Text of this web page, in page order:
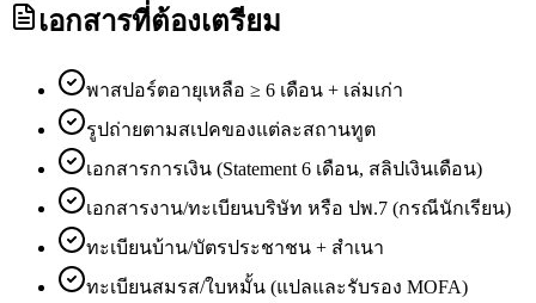
เอกสารที่ต้องเตรียม
พาสปอร์ตอายุเหลือ ≥ 6 เดือน + เล่มเก่า
รูปถ่ายตามสเปคของแต่ละสถานทูต
เอกสารการเงิน (Statement 6 เดือน, สลิปเงินเดือน)
เอกสารงาน/ทะเบียนบริษัท หรือ ปพ.7 (กรณีนักเรียน)
ทะเบียนบ้าน/บัตรประชาชน + สำเนา
ทะเบียนสมรส/ใบหมั้น (แปลและรับรอง MOFA)